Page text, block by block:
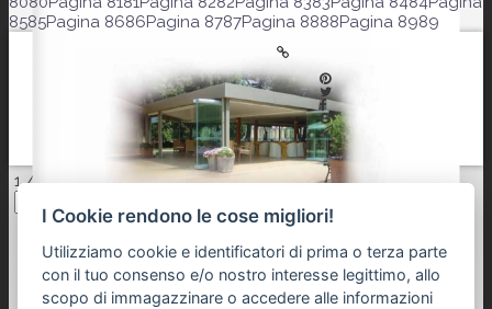
8585Pagina 8686Pagina 8787Pagina 8888Pagina 8989
1 / 89
I Cookie rendono le cose migliori!
Utilizziamo cookie e identificatori di prima o terza parte
con il tuo consenso e/o nostro interesse legittimo, allo
scopo di immagazzinare o accedere alle informazioni